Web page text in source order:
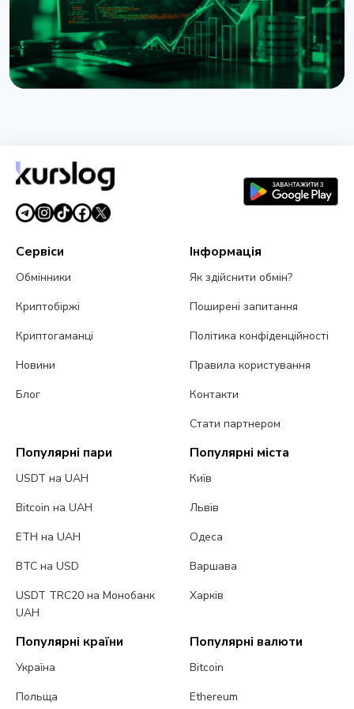
1 серпня 2026 р.3 хв читання
Сервіси
Обмінники
Криптобіржі
Криптогаманці
Новини
Блог
Інформація
Як здійснити обмін?
Поширені запитання
Політика конфіденційності
Правила користування
Контакти
Стати партнером
Популярні пари
USDT на UAH
Bitcoin на UAH
ETH на UAH
BTC на USD
USDT TRC20 на Монобанк
UAH
Популярні міста
Київ
Львів
Одеса
Варшава
Харків
Популярні країни
Україна
Польща
Популярні валюти
Bitcoin
Ethereum